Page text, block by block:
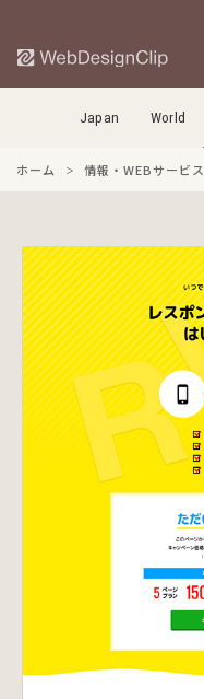
Japan World
ホーム 情報・WEBサービス